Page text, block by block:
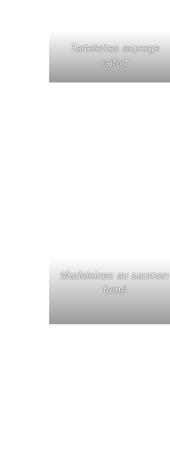
Tartelettes asperge
raifort
Madeleines au saumon
fumé